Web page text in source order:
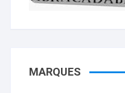
MARQUES